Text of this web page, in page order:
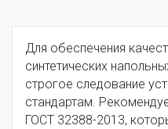
Для обеспечения
синтетических
строгое следование
стандартам.
ГОСТ 32388-2013,